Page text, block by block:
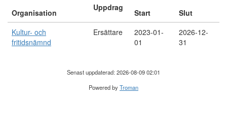
Organisation
Uppdrag
Start
Slut
Kultur- och
fritidsnämnd
Ersättare
2023-01-
01
2026-12-
31
Senast uppdaterad: 2026-08-09 02:01
Powered byTroman